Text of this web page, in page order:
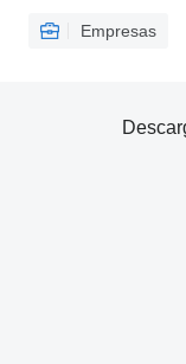
Empresas